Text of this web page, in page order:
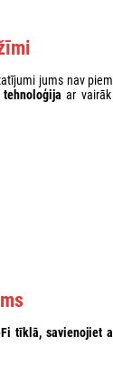
jums nav
tehnoloģija ar
tīklā, savienojiet